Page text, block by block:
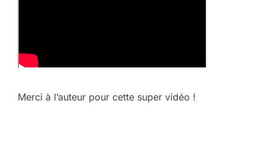
Merci à l’auteur pour cette super vidéo !